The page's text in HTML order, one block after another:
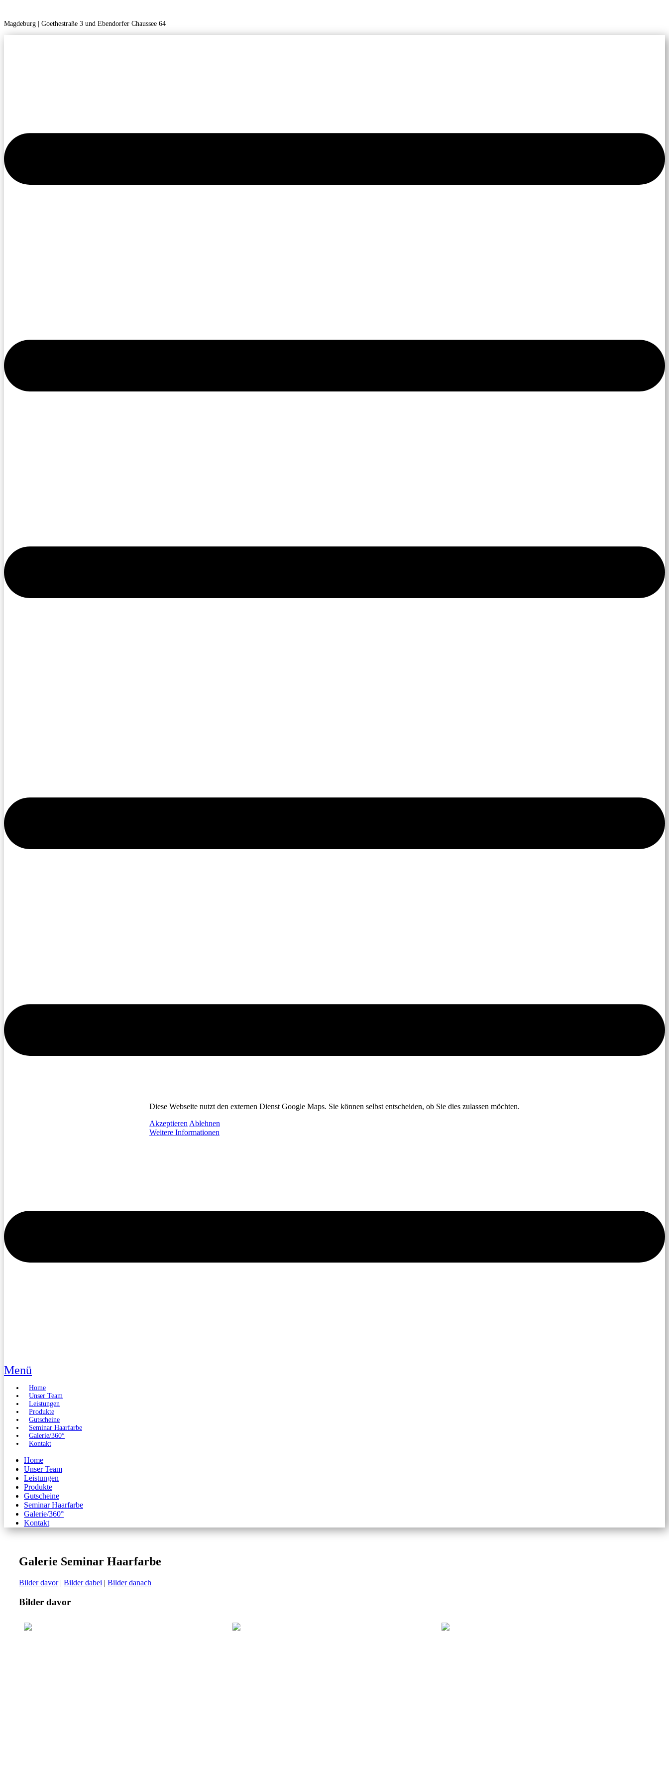
Magdeburg | Goethestraße 3 und Ebendorfer Chaussee 64
Menü
Home
Unser Team
Leistungen
Produkte
Gutscheine
Seminar Haarfarbe
Galerie/360°
Kontakt
Home
Unser Team
Leistungen
Produkte
Gutscheine
Seminar Haarfarbe
Galerie/360°
Kontakt
Galerie Seminar Haarfarbe
Bilder davor| Bilder dabei | Bilder danach
Bilder davor
Diese Webseite nutzt den externen Dienst Google Maps. Sie können selbst entscheiden, ob Sie dies zulassen möchten.
Akzeptieren Ablehnen
Weitere Informationen